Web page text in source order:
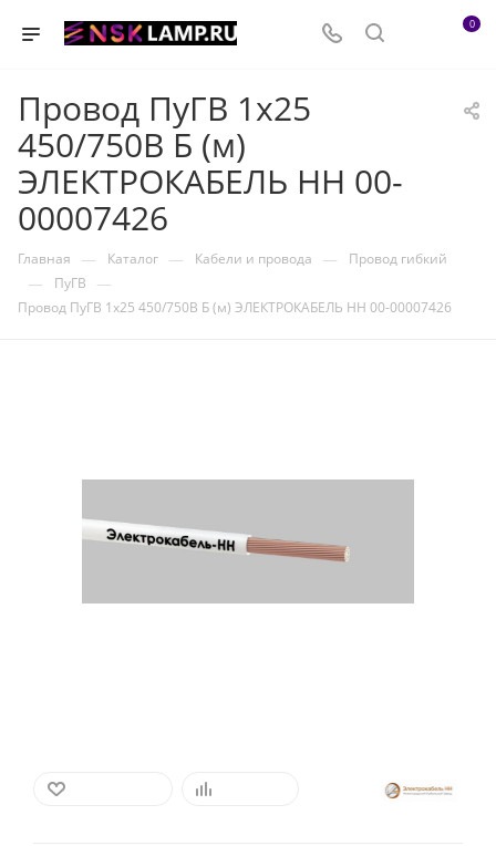
0
Провод ПуГВ 1х25
450/750В Б (м)
ЭЛЕКТРОКАБЕЛЬ НН 00-
00007426
Главная — Каталог — Кабели и провода — Провод гибкий
— ПуГВ —
Провод ПуГВ 1х25 450/750В Б (м) ЭЛЕКТРОКАБЕЛЬ НН 00-00007426